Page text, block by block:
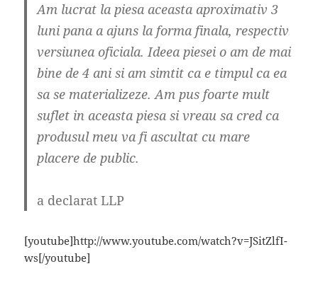
Am lucrat la piesa aceasta aproximativ 3
luni pana a ajuns la forma finala, respectiv
versiunea oficiala. Ideea piesei o am de mai
bine de 4 ani si am simtit ca e timpul ca ea
sa se materializeze. Am pus foarte mult
suflet in aceasta piesa si vreau sa cred ca
produsul meu va fi ascultat cu mare
placere de public.
a declarat LLP
[youtube]http://www.youtube.com/watch?v=JSitZlfI-
ws[/youtube]